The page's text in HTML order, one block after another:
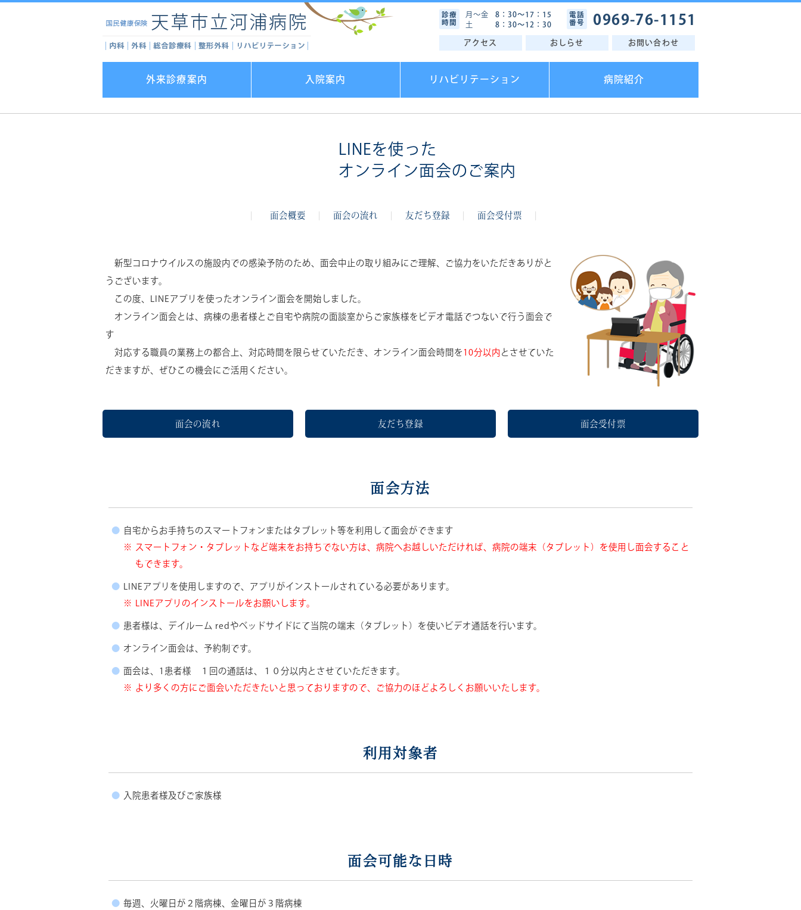
診療
時間
月～金
8：30～17：15
土
8：30～12：30
電話
番号 0969-76-1151
アクセス おしらせ お問い合わせ
外来診療案内 入院案内 リハビリテーション 病院紹介
LINEを使った
オンライン面会のご案内
面会概要 面会の流れ 友だち登録 面会受付票
新型コロナウイルスの施設内での感染予防のため、面会中止の取り組みにご理解、ご協力をいただきありがと
うございます。
この度、LINEアプリを使ったオンライン面会を開始しました。
オンライン面会とは、病棟の患者様とご自宅や病院の面談室からご家族様をビデオ電話でつないで行う面会で
す
対応する職員の業務上の都合上、対応時間を限らせていただき、オンライン面会時間を10分以内とさせていた
だきますが、ぜひこの機会にご活用ください。
面会の流れ 友だち登録 面会受付票
面会方法
自宅からお手持ちのスマートフォンまたはタブレット等を利用して面会ができます
スマートフォン・タブレットなど端末をお持ちでない方は、病院へお越しいただければ、病院の端末（タブレット）を使用し面会すること
もできます。
LINEアプリを使用しますので、アプリがインストールされている必要があります。
LINEアプリのインストールをお願いします。
患者様は、デイルーム redやベッドサイドにて当院の端末（タブレット）を使いビデオ通話を行います。
オンライン面会は、予約制です。
面会は、1患者様 １回の通話は、１０分以内とさせていただきます。
より多くの方にご面会いただきたいと思っておりますので、ご協力のほどよろしくお願いいたします。
利用対象者
入院患者様及びご家族様
面会可能な日時
毎週、火曜日が２階病棟、金曜日が３階病棟